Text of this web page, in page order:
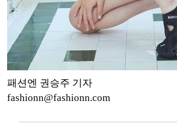
패션엔 권승주 기자
fashionn@fashionn.com